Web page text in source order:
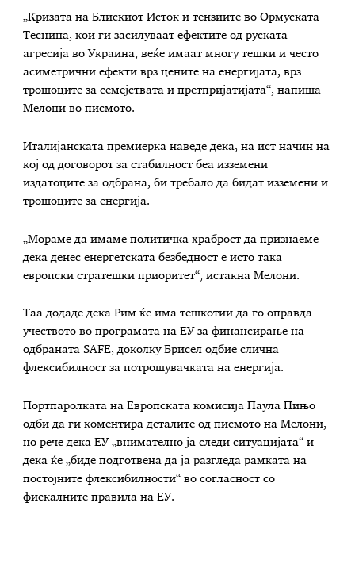
„Кризата на Блискиот Исток и тензиите во Ормуската
Теснина, кои ги засилуваат ефектите од руската
агресија во Украина, веќе имаат многу тешки и често
асиметрични ефекти врз цените на енергијата, врз
трошоците за семејствата и претпријатијата“, напиша
Мелони во писмото.
Италијанската премиерка наведе дека, на ист начин на
кој од договорот за стабилност беа изземени
издатоците за одбрана, би требало да бидат изземени и
трошоците за енергија.
„Мораме да имаме политичка храброст да признаеме
дека денес енергетската безбедност е исто така
европски стратешки приоритет“, истакна Мелони.
Таа додаде дека Рим ќе има тешкотии да го оправда
учеството во програмата на ЕУ за финансирање на
одбраната SAFE, доколку Брисел одбие слична
флексибилност за потрошувачката на енергија.
Портпаролката на Европската комисија Паула Пињо
одби да ги коментира деталите од писмото на Мелони,
но рече дека ЕУ „внимателно ја следи ситуацијата“ и
дека ќе „биде подготвена да ја разгледа рамката на
постојните флексибилности“ во согласност со
фискалните правила на ЕУ.